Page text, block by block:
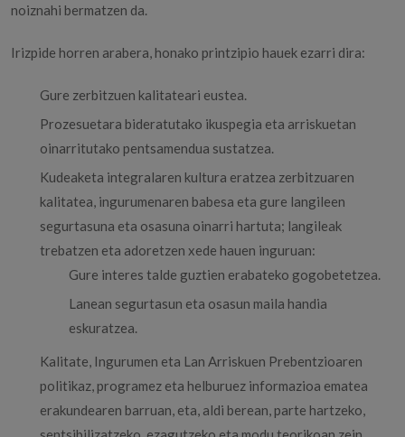
noiznahi bermatzen da.
Irizpide horren arabera, honako printzipio hauek ezarri dira:
Gure zerbitzuen kalitateari eustea.
Prozesuetara bideratutako ikuspegia eta arriskuetan
oinarritutako pentsamendua sustatzea.
Kudeaketa integralaren kultura eratzea zerbitzuaren
kalitatea, ingurumenaren babesa eta gure langileen
segurtasuna eta osasuna oinarri hartuta; langileak
trebatzen eta adoretzen xede hauen inguruan:
Gure interes talde guztien erabateko gogobetetzea.
Lanean segurtasun eta osasun maila handia
eskuratzea.
Kalitate, Ingurumen eta Lan Arriskuen Prebentzioaren
politikaz, programez eta helburuez informazioa ematea
erakundearen barruan, eta, aldi berean, parte hartzeko,